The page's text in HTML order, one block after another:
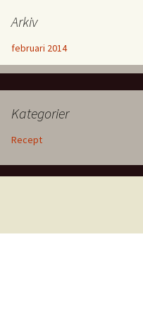
Arkiv
februari 2014
Kategorier
Recept